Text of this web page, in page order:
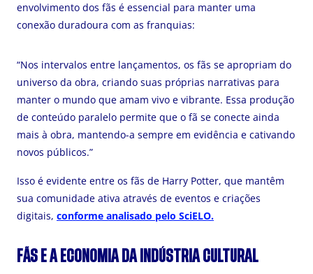
envolvimento dos fãs é essencial para manter uma
conexão duradoura com as franquias:
“Nos intervalos entre lançamentos, os fãs se apropriam do
universo da obra, criando suas próprias narrativas para
manter o mundo que amam vivo e vibrante. Essa produção
de conteúdo paralelo permite que o fã se conecte ainda
mais à obra, mantendo-a sempre em evidência e cativando
novos públicos.”
Isso é evidente entre os fãs de Harry Potter, que mantêm
sua comunidade ativa através de eventos e criações
digitais, conforme analisado pelo SciELO.
FÃS E A ECONOMIA DA INDÚSTRIA CULTURAL